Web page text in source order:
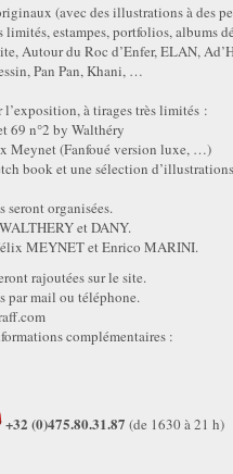
(avec des illustrations à des
estampes, portfolios, albums
Autour du Roc d’Enfer, ELAN,
Pan Pan, Khani, …
à tirages très limités :
69 n°2 by Walthéry
Meynet (Fanfoué version luxe, …)
book et une sélection
seront organisées.
et DANY.
MEYNET et Enrico MARINI.
rajoutées sur le site.
par mail ou téléphone.
complémentaires :
+32 (0)475.80.31.87 (de 1630 à 21 h)